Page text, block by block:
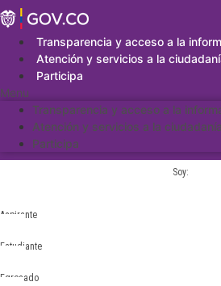
Saltar
al
contenidoTransparencia y acceso a la
Atención y servicios a la
Participa
Menu
Transparencia y acceso a la
Atención y servicios a la ciudadanía
Participa
Soy:
Aspirante
Estudiante
Egresado